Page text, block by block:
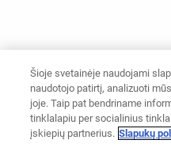
Šioje svetainėje naudojami
naudotojo patirtį, analizuoti
joje. Taip pat bendriname
tinklalapiu per socialinius
įskiepių partnerius. Slapukų